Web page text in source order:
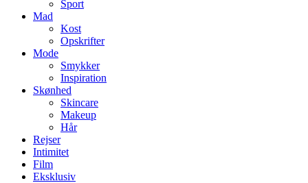
Sport
Mad
Kost
Opskrifter
Mode
Smykker
Inspiration
Skønhed
Skincare
Makeup
Hår
Rejser
Intimitet
Film
Eksklusiv